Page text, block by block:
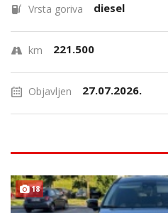
Vrsta goriva diesel
km 221.500
Objavljen 27.07.2026.
18